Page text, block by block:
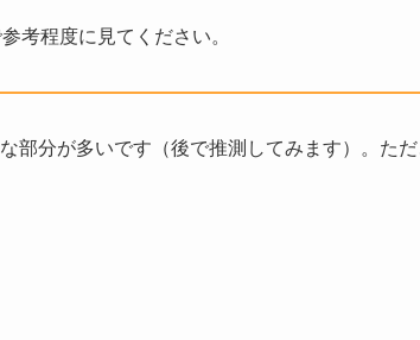
考程度に見てください。
部分が多いです（後で推測してみます）。た